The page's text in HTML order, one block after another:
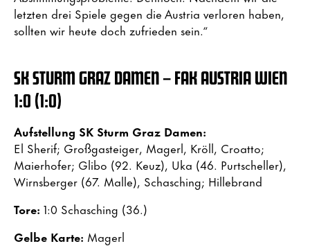
letzten drei Spiele gegen die Austria verloren haben,
sollten wir heute doch zufrieden sein.“
SK STURM GRAZ DAMEN – FAK AUSTRIA WIEN
1:0 (1:0)
Aufstellung SK Sturm Graz Damen:
El Sherif; Großgasteiger, Magerl, Kröll, Croatto;
Maierhofer; Glibo (92. Keuz), Uka (46. Purtscheller),
Wirnsberger (67. Malle), Schasching; Hillebrand
Tore: 1:0 Schasching (36.)
Gelbe Karte: Magerl